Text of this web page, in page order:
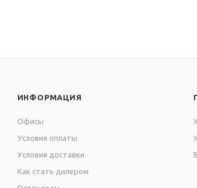
ИНФОРМАЦИЯ
Офисы
Условия оплаты
Условия доставки
Как стать дилером